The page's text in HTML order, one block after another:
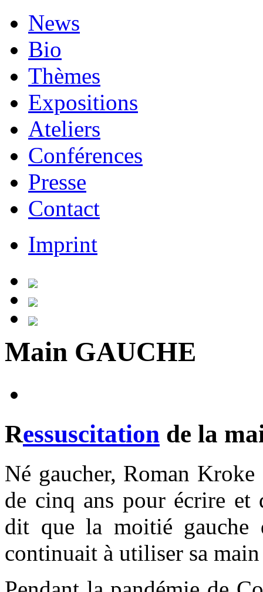
News
Bio
Thèmes
Expositions
Ateliers
Conférences
Presse
Contact
Imprint
Main GAUCHE
Ressuscitation de la
Né gaucher, Roman
de cinq ans pour écrire et
dit que la moitié gauche
continuait à utiliser sa